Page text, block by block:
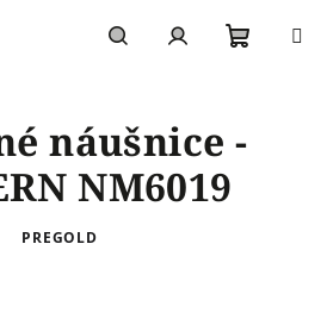
košík
náušnice -
NM6019
PREGOLD